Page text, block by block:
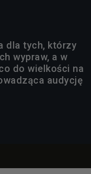
dla tych, którzy
wypraw, a w
do wielkości na
audycję